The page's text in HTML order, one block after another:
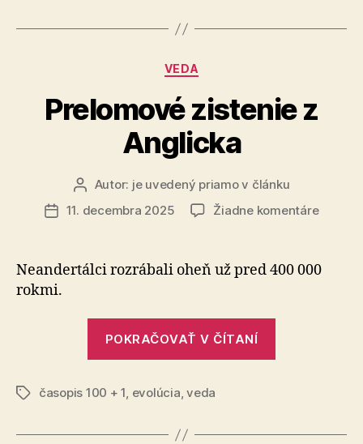
okamžik
u
čiernej
Kategórie
VEDA
Prelomové zistenie z
Anglicka
Autor
článku
Autor: je uvedený priamo v článku
Dátum
11. decembra 2025 Žiadne komentárena
z
Neandertálci rozrábali oheň už pred 400 000
rokmi.
POKRAČOVAŤ V ČÍTANÍ
Značkyčasopis 100 + 1, evolúcia,veda